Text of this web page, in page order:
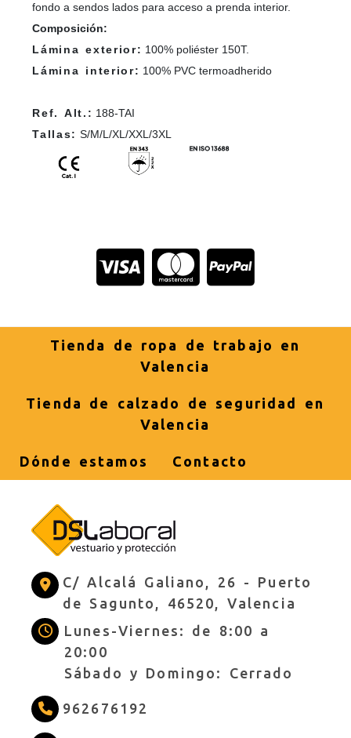
fondo a sendos lados para acceso a prenda interior.
Composición:
Lámina exterior: 100% poliéster 150T.
Lámina interior: 100% PVC termoadherido
Ref. Alt.: 188-TAI
Tallas: S/M/L/XL/XXL/3XL
Tienda de ropa de trabajo en
Valencia
Tienda de calzado de seguridad en
Valencia
Dónde estamos Contacto
C/ Alcalá Galiano, 26 - Puerto
de Sagunto, 46520, Valencia
Lunes-Viernes: de 8:00 a
20:00
Sábado y Domingo: Cerrado
962676192